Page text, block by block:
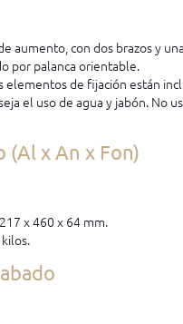
aumento, con dos brazos y
por palanca orientable.
elementos de fijación están
el uso de agua y jabón. No
(Al x An x Fon)
x 460 x 64 mm.